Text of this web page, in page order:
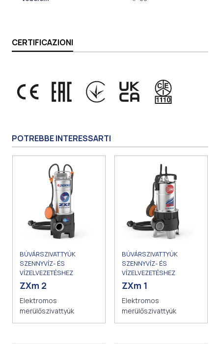
CERTIFICAZIONI
POTREBBE INTERESSARTI
BÚVÁRSZIVATTYÚK
SZENNYVÍZ- ÉS
VÍZELVEZETÉSHEZ
ZXm 2
Elektromos
merülőszivattyúk
BÚVÁRSZIVATTYÚK
SZENNYVÍZ- ÉS
VÍZELVEZETÉSHEZ
ZXm 1
Elektromos
merülőszivattyúk